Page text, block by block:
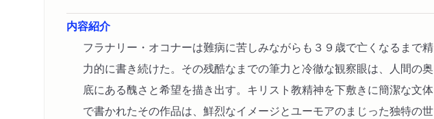
内容紹介
フラナリー・オコナーは難病に苦しみながらも３９歳で亡くなるまで精
力的に書き続けた。その残酷なまでの筆力と冷徹な観察眼は、人間の奥
底にある醜さと希望を描き出す。キリスト教精神を下敷きに簡潔な文体
で書かれたその作品は、鮮烈なイメージとユーモアのまじった独特の世